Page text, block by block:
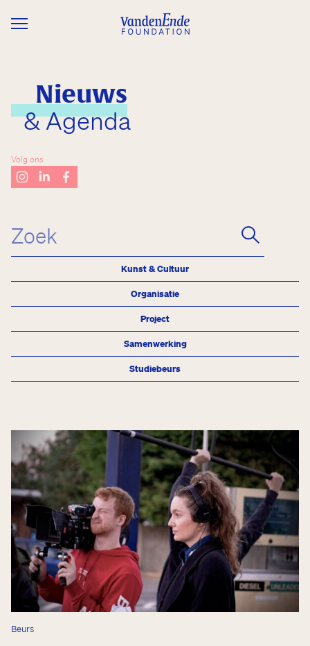
Overslaan en naar de inhoud gaan
Nieuws
& Agenda
Volg ons
Kunst & Cultuur
Organisatie
Project
Samenwerking
Studiebeurs
Beurs